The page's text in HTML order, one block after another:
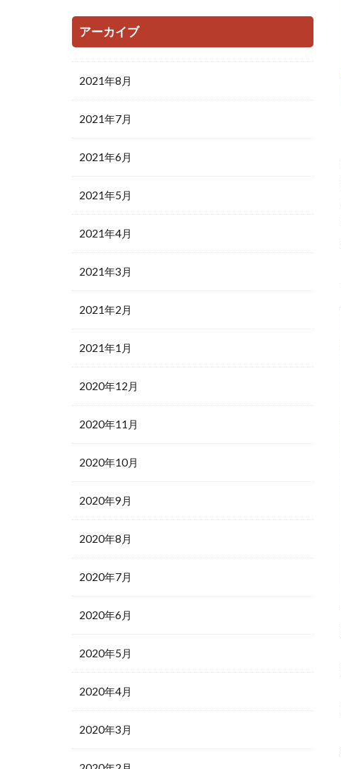
アーカイブ
2021年8月
2021年7月
2021年6月
2021年5月
2021年4月
2021年3月
2021年2月
2021年1月
2020年12月
2020年11月
2020年10月
2020年9月
2020年8月
2020年7月
2020年6月
2020年5月
2020年4月
2020年3月